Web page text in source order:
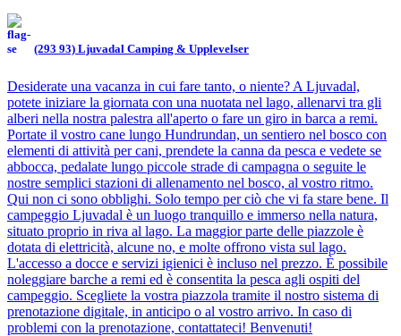
(293 93) Ljuvadal Camping & Upplevelser
Desiderate una vacanza in cui fare tanto, o niente? A Ljuvadal,
potete iniziare la giornata con una nuotata nel lago, allenarvi tra gli
alberi nella nostra palestra all'aperto o fare un giro in barca a remi.
Portate il vostro cane lungo Hundrundan, un sentiero nel bosco con
elementi di attività per cani, prendete la canna da pesca e vedete se
abbocca, pedalate lungo piccole strade di campagna o seguite le
nostre semplici stazioni di allenamento nel bosco, al vostro ritmo.
Qui non ci sono obblighi. Solo tempo per ciò che vi fa stare bene. Il
campeggio Ljuvadal è un luogo tranquillo e immerso nella natura,
situato proprio in riva al lago. La maggior parte delle piazzole è
dotata di elettricità, alcune no, e molte offrono vista sul lago.
L'accesso a docce e servizi igienici è incluso nel prezzo. È possibile
noleggiare barche a remi ed è consentita la pesca agli ospiti del
campeggio. Scegliete la vostra piazzola tramite il nostro sistema di
prenotazione digitale, in anticipo o al vostro arrivo. In caso di
problemi con la prenotazione, contattateci! Benvenuti!